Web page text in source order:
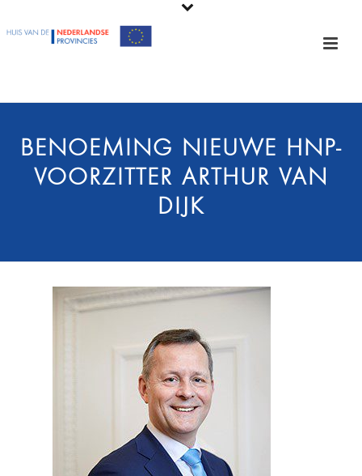
BENOEMING NIEUWE HNP-
VOORZITTER ARTHUR VAN
DIJK